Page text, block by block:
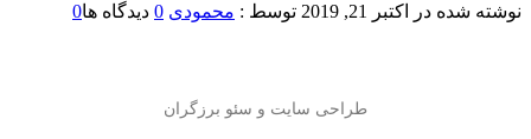
نوشته شده در اکتبر 21, 2019 توسط : محمودی 0 دیدگاه ها0